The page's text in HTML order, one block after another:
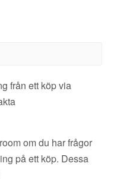
från ett köp via
om du har frågor
på ett köp. Dessa